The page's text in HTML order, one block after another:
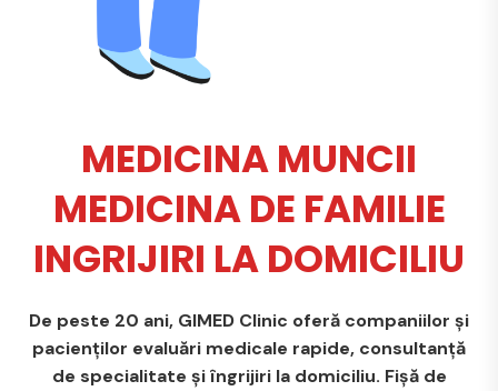
MEDICINA MUNCII
MEDICINA DE FAMILIE
INGRIJIRI LA DOMICILIU
De peste 20 ani, GIMED Clinic oferă companiilor și
pacienților evaluări medicale rapide, consultanță
de specialitate și îngrijiri la domiciliu. Fișă de